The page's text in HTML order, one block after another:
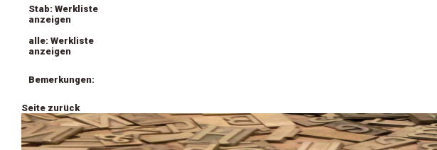
Stab: Werkliste
anzeigen
alle: Werkliste
anzeigen
Bemerkungen:
Seite zurück